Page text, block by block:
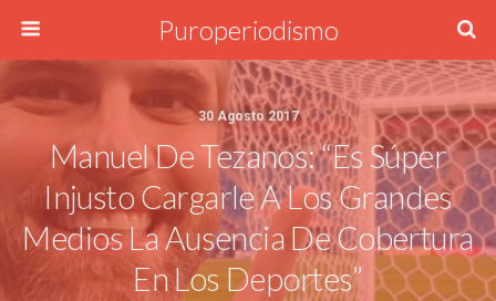
Puroperiodismo
30 Agosto 2017
Manuel De Tezanos: “Es Súper
Injusto Cargarle A Los Grandes
Medios La Ausencia De Cobertura
En Los Deportes”